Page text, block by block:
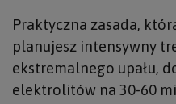
Praktyczna zasada,
planujesz intensywny
ekstremalnego upału,
elektrolitów na 30-60